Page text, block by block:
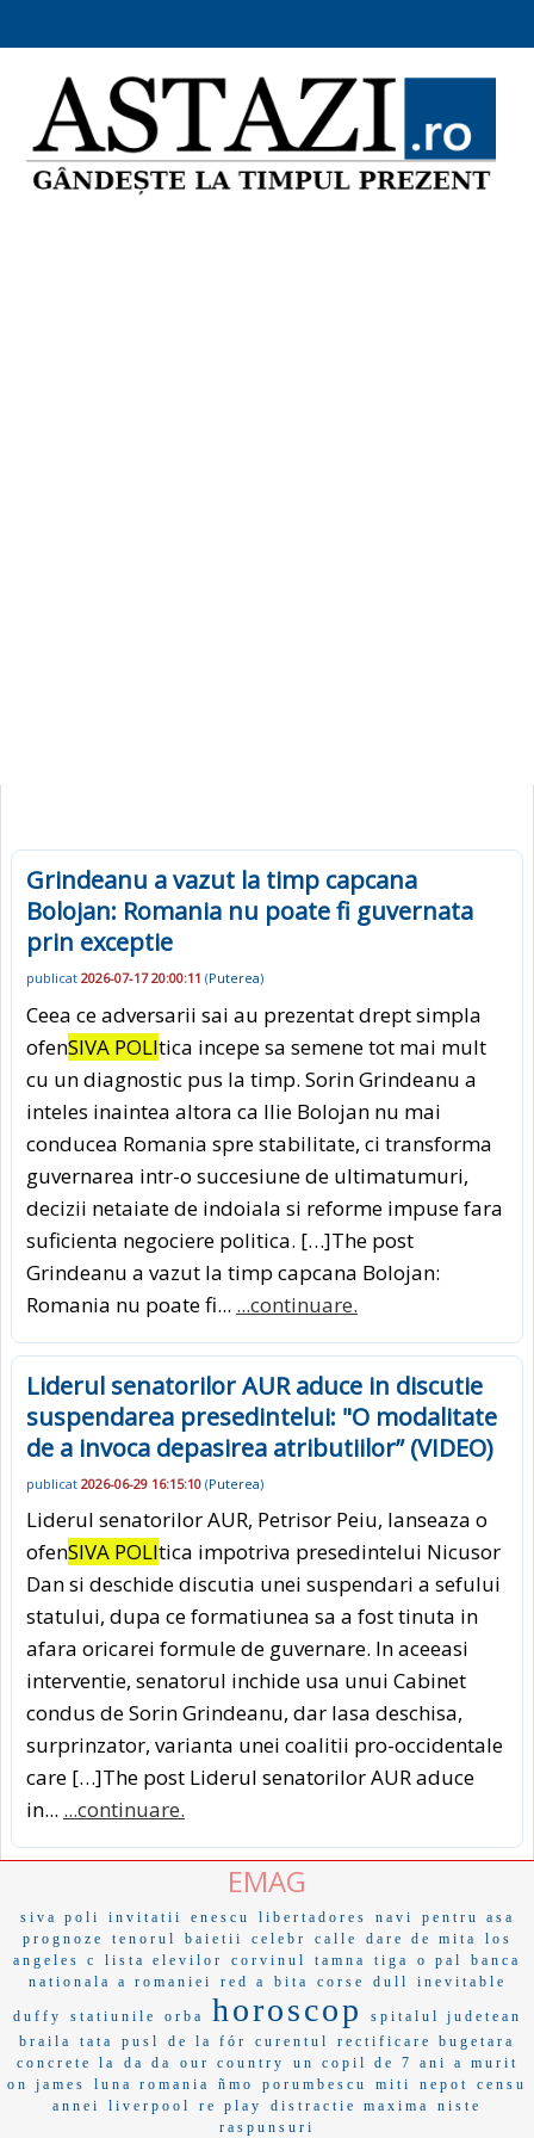
Grindeanu a vazut la timp capcana
Bolojan: Romania nu poate fi guvernata
prin exceptie
publicat 2026-07-17 20:00:11 (Puterea)
Ceea ce adversarii sai au prezentat drept simpla
ofenSIVA POLItica incepe sa semene tot mai mult
cu un diagnostic pus la timp. Sorin Grindeanu a
inteles inaintea altora ca Ilie Bolojan nu mai
conducea Romania spre stabilitate, ci transforma
guvernarea intr-o succesiune de ultimatumuri,
decizii netaiate de indoiala si reforme impuse fara
suficienta negociere politica. […]The post
Grindeanu a vazut la timp capcana Bolojan:
Romania nu poate fi... ...continuare.
Liderul senatorilor AUR aduce in discutie
suspendarea presedintelui: "O modalitate
de a invoca depasirea atributiilor” (VIDEO)
publicat 2026-06-29 16:15:10 (Puterea)
Liderul senatorilor AUR, Petrisor Peiu, lanseaza o
ofenSIVA POLItica impotriva presedintelui Nicusor
Dan si deschide discutia unei suspendari a sefului
statului, dupa ce formatiunea sa a fost tinuta in
afara oricarei formule de guvernare. In aceeasi
interventie, senatorul inchide usa unui Cabinet
condus de Sorin Grindeanu, dar lasa deschisa,
surprinzator, varianta unei coalitii pro-occidentale
care […]The post Liderul senatorilor AUR aduce
in... ...continuare.
EMAG
siva poli invitatii enescu libertadores navi
pentru asa
prognoze
tenorul baietii celebr calle dare de mita
los
angeles c
lista elevilor corvinul tamna tiga o pal
banca
nationala a romaniei
red a bita corse dull inevitable
duffy statiunile orba horoscop
spitalul judetean
braila
tata pusl de la fór curentul
rectificare bugetara
concrete la
da da our country
un copil de 7 ani a murit
on james
luna romania ñmo porumbescu miti nepot
censu
annei
liverpool re play distractie maxima
niste
raspunsuri